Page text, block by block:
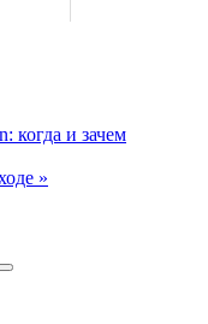
когда и зачем
»